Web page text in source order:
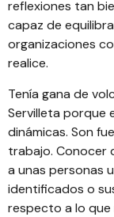
reflexiones tan
capaz de
organizaciones
realice.
Tenía gana de
Servilleta porque
dinámicas. Son
trabajo. Conocer
a unas personas
identificados o
respecto a lo que